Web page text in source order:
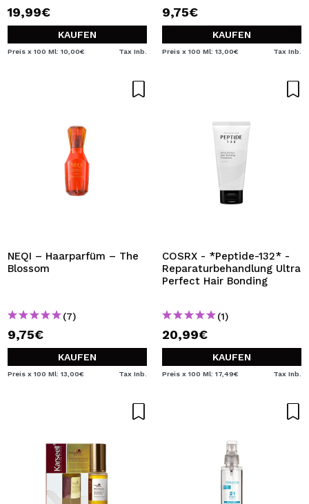
19,99€
KAUFEN
Preis x 100 Ml: 10,00€ Tax Inb.
9,75€
KAUFEN
Preis x 100 Ml: 13,00€ Tax Inb.
NEQI – Haarparfüm – The
Blossom
(7)
9,75€
KAUFEN
Preis x 100 Ml: 13,00€ Tax Inb.
COSRX - *Peptide-132* -
Reparaturbehandlung Ultra
Perfect Hair Bonding
(1)
20,99€
KAUFEN
Preis x 100 Ml: 17,49€ Tax Inb.